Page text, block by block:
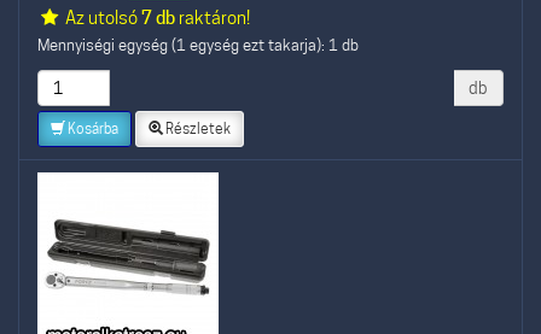
Az utolsó7 dbraktáron!
Mennyiségi egység (1 egység ezt takarja): 1 db
db
Kosárba Részletek